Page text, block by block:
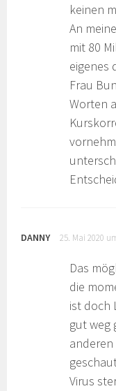
keinen
An
mit 80
eigenes
Frau
Worten
DANNY 25. Mai 2020
Das
die
ist doch
gut weg
Virus